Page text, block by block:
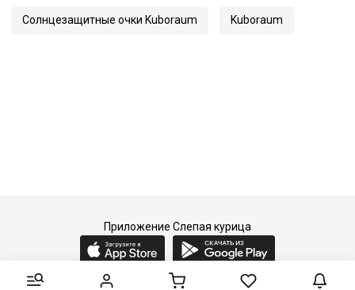
Солнцезащитные очки Kuboraum Kuboraum
Приложение Слепая курица